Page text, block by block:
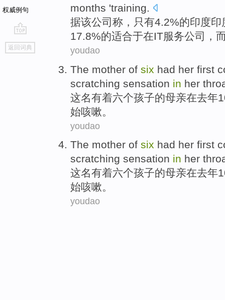
权威例句
go
top
返回词典
months 'training.
据该公司 称， 只有4.2%的印度印
17.8%的适合于在IT服务公司，
youdao
The mother of six had her first
scratching sensation in her
这名有着六个孩子的母亲在去年
始咳嗽 。
youdao
The mother of six had her first
scratching sensation in her
这名有着六个孩子的母亲在去年
始咳嗽。
youdao